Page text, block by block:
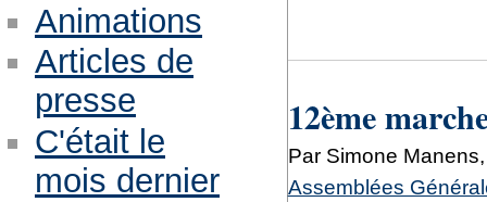
12ème
Par Simone
Assemblées
Animations
Articles de
presse
C'était le
mois dernier